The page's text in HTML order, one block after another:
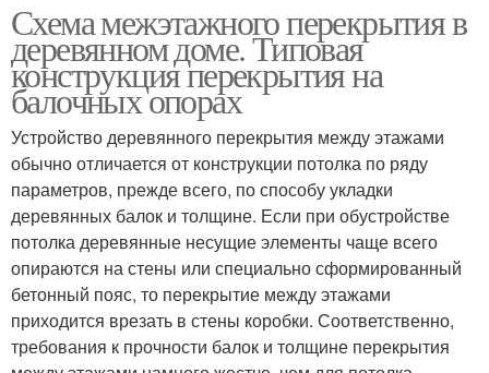
Схема межэтажного перекрытия в
деревянном доме. Типовая
конструкция перекрытия на
балочных опорах
Устройство деревянного перекрытия между этажами
обычно отличается от конструкции потолка по ряду
параметров, прежде всего, по способу укладки
деревянных балок и толщине. Если при обустройстве
потолка деревянные несущие элементы чаще всего
опираются на стены или специально сформированный
бетонный пояс, то перекрытие между этажами
приходится врезать в стены коробки. Соответственно,
требования к прочности балок и толщине перекрытия